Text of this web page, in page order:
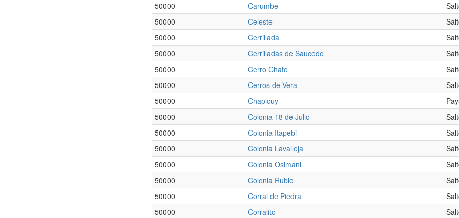
50000
Carumbe
50000
Celeste
50000
Cerrillada
50000
Cerrilladas de Saucedo
50000
Cerro Chato
50000
Cerros de Vera
50000
Chapicuy
50000
Colonia 18 de Julio
50000
Colonia Itapebi
50000
Colonia Lavalleja
50000
Colonia Osimani
50000
Colonia Rubio
50000
Corral de Piedra
50000
Corralito